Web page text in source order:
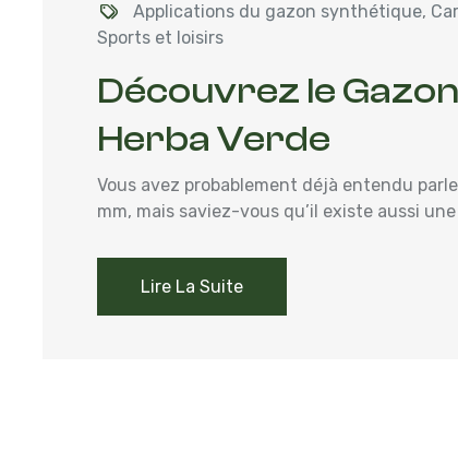
Applications du gazon synthétique,
Sports et loisirs
Découvrez le
Herba Verde
Vous avez probablement déjà entendu
mm, mais saviez-vous qu’il existe aussi
Lire La Suite